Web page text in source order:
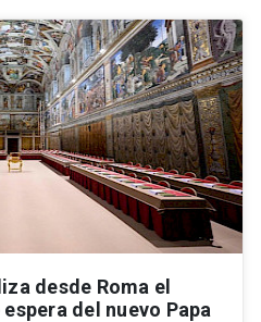
desde Roma el
del nuevo Papa